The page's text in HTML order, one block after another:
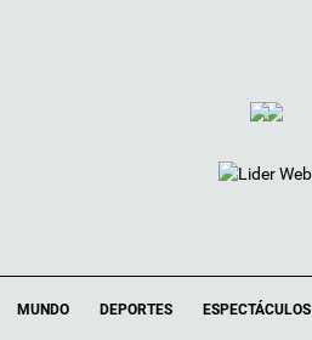
MUNDO DEPORTES ESPECTÁCULOS